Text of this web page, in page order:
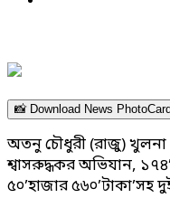
📸 Download News PhotoCard
অতনু চৌধুরী (রাজু) খুলনা
শ্বাসরুদ্ধকর অভিযান,
৫০’হাজার